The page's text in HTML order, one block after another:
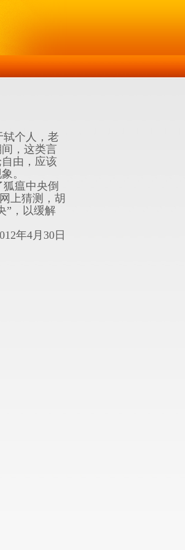
个人，老
，这类言
由，应该
。
瘟中央倒
上猜测，胡
”，以缓解
年4月30日